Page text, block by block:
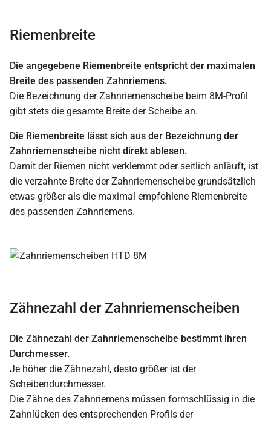
Riemenbreite
Die angegebene Riemenbreite entspricht der maximalen
Breite des passenden Zahnriemens.
Die Bezeichnung der Zahnriemenscheibe beim 8M-Profil
gibt stets die gesamte Breite der Scheibe an.
Die Riemenbreite lässt sich aus der Bezeichnung der
Zahnriemenscheibe nicht direkt ablesen.
Damit der Riemen nicht verklemmt oder seitlich anläuft, ist
die verzahnte Breite der Zahnriemenscheibe grundsätzlich
etwas größer als die maximal empfohlene Riemenbreite
des passenden Zahnriemens.
Zähnezahl der Zahnriemenscheiben
Die Zähnezahl der Zahnriemenscheibe bestimmt ihren
Durchmesser.
Je höher die Zähnezahl, desto größer ist der
Scheibendurchmesser.
Die Zähne des Zahnriemens müssen formschlüssig in die
Zahnlücken des entsprechenden Profils der